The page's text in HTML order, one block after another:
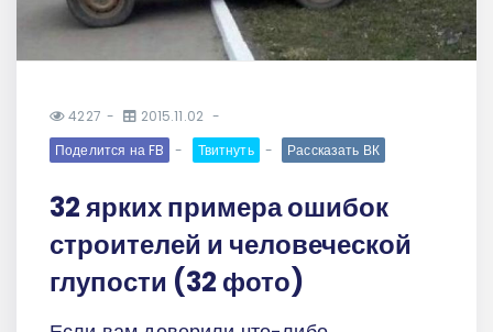
4227
2015.11.02
Поделится на FB
Твитнуть Рассказать ВК
32 ярких примера ошибок
строителей и человеческой
глупости (32 фото)